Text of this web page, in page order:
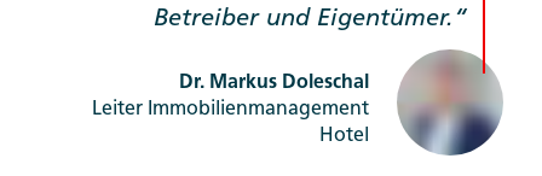
Betreiber und Eigentümer.
Dr. Markus Doleschal
Leiter Immobilienmanagement
Hotel